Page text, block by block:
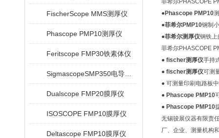
FischerScope MMS测厚仪
Phascope PMP10测厚仪
Feritscope FMP30铁素体仪
Dualscope FMP20膜厚仪
ISOSCOPE FMP10膜厚仪
Deltascope FMP10膜厚仪
菲希尔PHASCOPE
●Phascope PMP10
●菲希尔PMP10钢制
●菲希尔测厚仪钢铁上
菲希尔PHASCOPE
● fischer测厚仪手持
● fischer测厚仪可测
● 可测量印刷电路板
● Phascope PMP10
● Phascope PMP10
无锡骏展仪器有限责
厂、企业、测量机构